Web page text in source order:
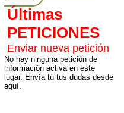
Últimas
PETICIONES
Enviar nueva petición
No hay ninguna petición de
información activa en este
lugar. Envía tú tus dudas desde
aquí.